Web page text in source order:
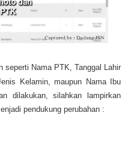
seperti Nama PTK, Tanggal Lahir
Kelamin, maupun Nama Ibu
dilakukan, silahkan lampirkan
pendukung perubahan :